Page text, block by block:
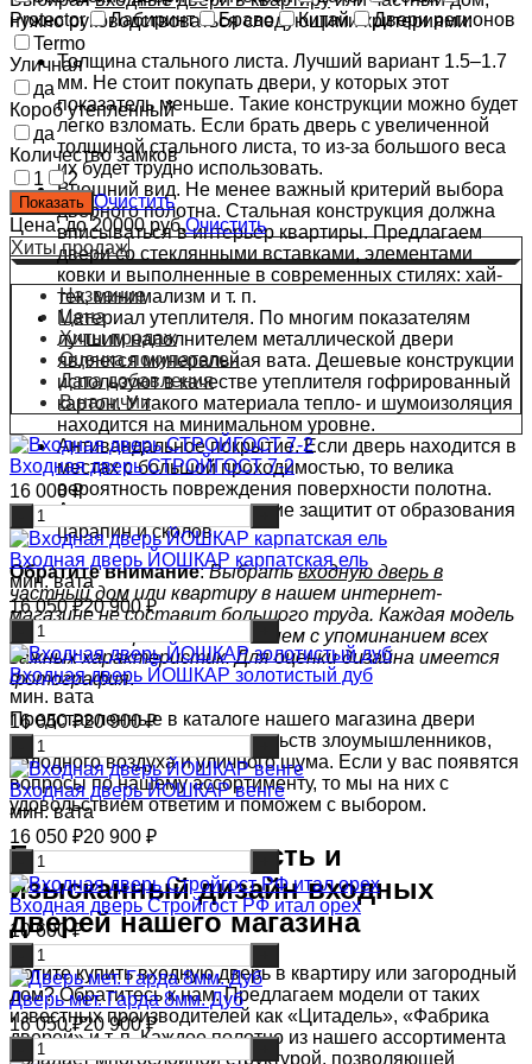
нужно руководствоваться следующими критериями:
Толщина стального листа. Лучший вариант 1.5–1.7
мм. Не стоит покупать двери, у которых этот
показатель меньше. Такие конструкции можно будет
легко взломать. Если брать дверь с увеличенной
толщиной стального листа, то из-за большого веса
их будет трудно использовать.
Внешний вид. Не менее важный критерий выбора
дверного полотна. Стальная конструкция должна
вписываться в интерьер квартиры. Предлагаем
двери со стеклянными вставками, элементами
ковки и выполненные в современных стилях: хай-
тек, минимализм и т. п.
Материал утеплителя. По многим показателям
лучшим наполнителем металлической двери
является минеральная вата. Дешевые конструкции
используют в качестве утеплителя гофрированный
картон. У такого материала тепло- и шумоизоляция
находится на минимальном уровне.
Антивандальное покрытие. Если дверь находится в
местах с большой проходимостью, то велика
вероятность повреждения поверхности полотна.
Антивандальное покрытие защитит от образования
царапин и сколов.
Обратите внимание:Выбратьвходную дверь в
частный дом или квартиру в нашем интернет-
магазине не составит большого труда. Каждая модель
снабжена подробным описанием с упоминанием всех
важных характеристик. Для оценки дизайна имеется
фотография.
Представленные в каталоге нашего магазина двери
защитят ваш дом от посягательств злоумышленников,
холодного воздуха и уличного шума. Если у вас появятся
вопросы по нашему ассортименту, то мы на них с
удовольствием ответим и поможем с выбором.
Большая надежность и
изысканный дизайн входных
дверей нашего магазина
Хотите купить входную дверь в квартиру или загородный
дом? Обратитесь к нам. Предлагаем модели от таких
известных производителей как «Цитадель», «Фабрика
дверей» и т. п. Каждое полотно из нашего ассортимента
обладает многослойной структурой, позволяющей
Protector
Лабиринт Браво Китай
Двери регионов
Termo
Уличная
да
Короб утепленный
да
Количество замков
1
2
Очистить
Цена: до 20000 руб.Очистить
Хиты продаж
Название
Цена
Хиты продаж
Оценка покупателей
Дата добавления
В наличии
Входная дверь СТРОЙГОСТ 7-2
16 000₽
Входная дверь ЙОШКАР карпатская ель
мин. вата
16 050₽20 900₽
Входная дверь ЙОШКАР золотистый дуб
мин. вата
16 050₽20 900₽
Входная дверь ЙОШКАР венге
мин. вата
16 050 ₽20 900 ₽
Входная дверь Стройгост РФ итал орех
10 600₽
Дверь мет. Гарда 8мм. Дуб
16 050₽20 900₽